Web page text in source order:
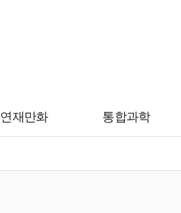
연재만화 통합과학